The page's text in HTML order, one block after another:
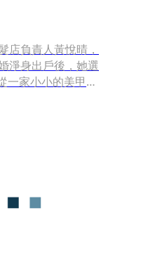
店負責人黃悅晴，
淨身出戶後，她選
一家小小的美甲店